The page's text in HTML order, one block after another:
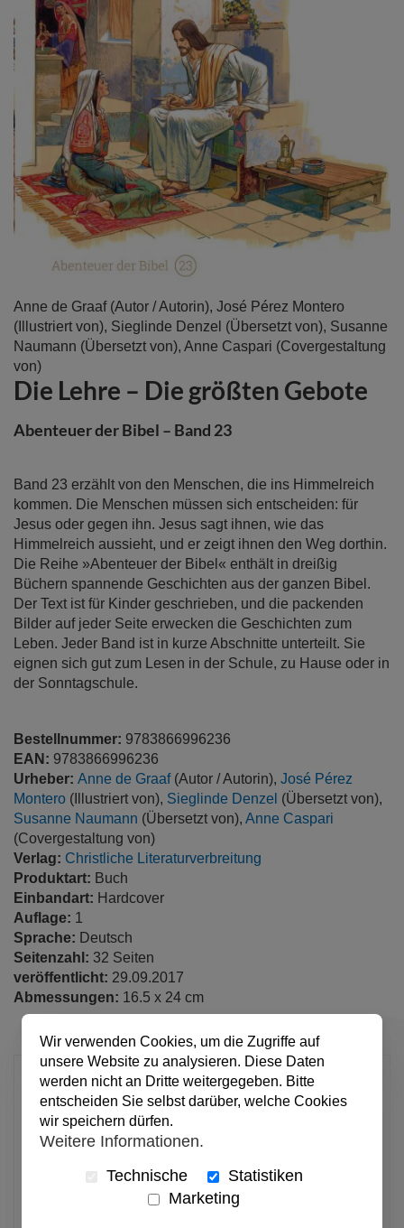
Anne de Graaf(Autor / Autorin), José Pérez Montero
(Illustriert von), Sieglinde Denzel (Übersetzt von), Susanne
Naumann (Übersetzt von), Anne Caspari (Covergestaltung
von)
Die Lehre – Die größten Gebote
Abenteuer der Bibel – Band 23
Band 23 erzählt von den Menschen, die ins Himmelreich
kommen. Die Menschen müssen sich entscheiden: für
Jesus oder gegen ihn. Jesus sagt ihnen, wie das
Himmelreich aussieht, und er zeigt ihnen den Weg dorthin.
Die Reihe »Abenteuer der Bibel« enthält in dreißig
Büchern spannende Geschichten aus der ganzen Bibel.
Der Text ist für Kinder geschrieben, und die packenden
Bilder auf jeder Seite erwecken die Geschichten zum
Leben. Jeder Band ist in kurze Abschnitte unterteilt. Sie
eignen sich gut zum Lesen in der Schule, zu Hause oder in
der Sonntagschule.
Bestellnummer: 9783866996236
EAN: 9783866996236
Urheber: Anne de Graaf(Autor / Autorin), José Pérez
Montero (Illustriert von), Sieglinde Denzel (Übersetzt von),
Susanne Naumann (Übersetzt von), Anne Caspari
(Covergestaltung von)
Verlag: Christliche Literaturverbreitung
Produktart: Buch
Einbandart: Hardcover
Auflage: 1
Sprache: Deutsch
Seitenzahl: 32 Seiten
veröffentlicht: 29.09.2017
Abmessungen: 16.5 x 24 cm
Zum
Anfang
der
Bildergalerie
springen
pro Stück
In den Warenkorb
Wir verwenden Cookies, um die Zugriffe auf
unsere Website zu analysieren. Diese Daten
werden nicht an Dritte weitergegeben. Bitte
entscheiden Sie selbst darüber, welche Cookies
wir speichern dürfen.
Weitere Informationen.
Technische
Statistiken
Marketing